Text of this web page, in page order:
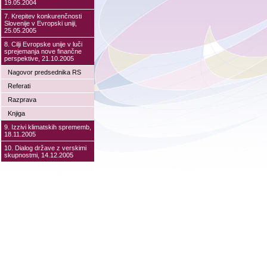
19.05.2004
7. Krepitev konkurenčnosti
Slovenije v Evropski uniji,
25.05.2005
8. Cilji Evropske unije v luči
sprejemanja nove finančne
perspektive, 21.10.2005
Nagovor predsednika RS
Referati
Razprava
Knjiga
9. Izzivi klimatskih sprememb,
18.11.2005
10. Dialog države z verskimi
skupnostmi, 14.12.2005